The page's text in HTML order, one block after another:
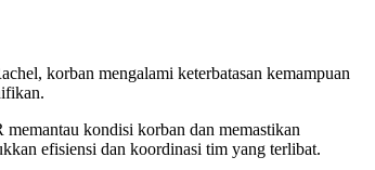
korban mengalami keterbatasan kemampuan
kondisi korban dan memastikan
efisiensi dan koordinasi tim yang terlibat.